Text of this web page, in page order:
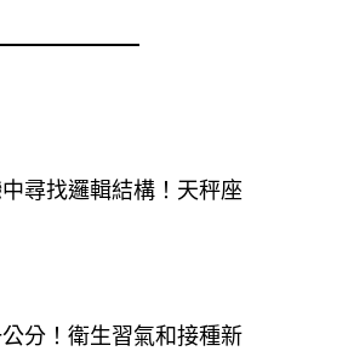
尋找邏輯結構！天秤座
分！衛生習氣和接種新